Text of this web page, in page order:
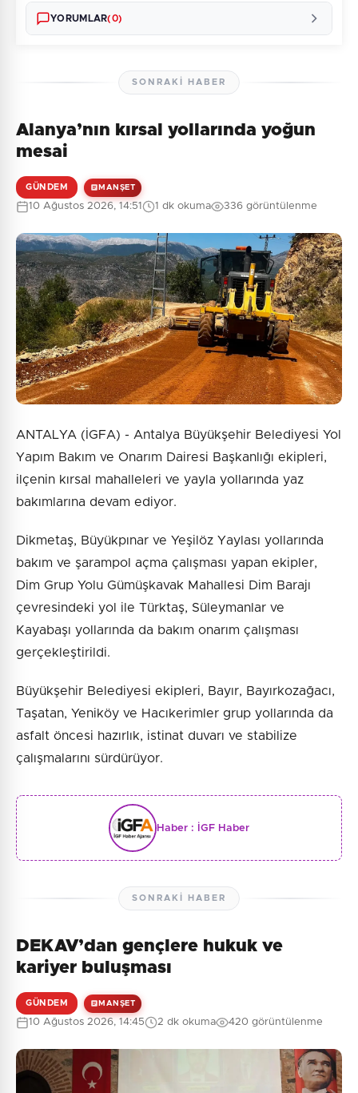
Güvenlik Sorusu:
10 + 4 = ?
Gönder
YORUMLAR(0)
Henüz yorum yapılmamış. İlk yorumu siz yapın!
SONRAKI HABER
Alanya’nın kırsal yollarında yoğun
mesai
GÜNDEM MANŞET
10 Ağustos 2026, 14:51 1 dk okuma 336 görüntülenme
ANTALYA (İGFA) - Antalya Büyükşehir Belediyesi Yol
Yapım Bakım ve Onarım Dairesi Başkanlığı ekipleri,
ilçenin kırsal mahalleleri ve yayla yollarında yaz
bakımlarına devam ediyor.
Dikmetaş, Büyükpınar ve Yeşilöz Yaylası yollarında
bakım ve şarampol açma çalışması yapan ekipler,
Dim Grup Yolu Gümüşkavak Mahallesi Dim Barajı
çevresindeki yol ile Türktaş, Süleymanlar ve
Kayabaşı yollarında da bakım onarım çalışması
gerçekleştirildi.
Büyükşehir Belediyesi ekipleri, Bayır, Bayırkozağacı,
Taşatan, Yeniköy ve Hacıkerimler grup yollarında da
asfalt öncesi hazırlık, istinat duvarı ve stabilize
çalışmalarını sürdürüyor.
Haber : İGF Haber
SONRAKI HABER
DEKAV’dan gençlere hukuk ve
kariyer buluşması
GÜNDEM MANŞET
10 Ağustos 2026, 14:45 2 dk okuma 420 görüntülenme